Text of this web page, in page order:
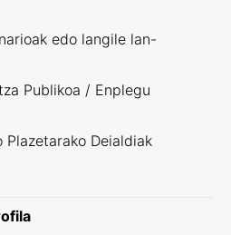
edo langile lan-
Publikoa / Enplegu
Plazetarako Deialdiak